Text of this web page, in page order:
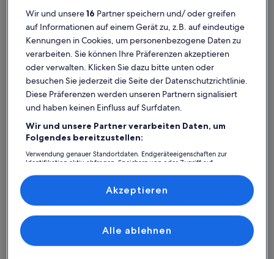
Aiguebelette-le-Lac
Wohnmobile und Wohnwagen in Lac d'Aiguebelette
Lac d'Aiguebelette: Entdecke
Wohnmobile und Wohnwagen
Weitere Infos zu Huttopia Lac d'Aiguebelette
Wir und unsere16 Partner speichern und/ oder greifen
auf Informationen auf einem Gerät zu, z.B. auf eindeutige
Kennungen in Cookies, um personenbezogene Daten zu
verarbeiten. Sie können Ihre Präferenzen akzeptieren
oder verwalten. Klicken Sie dazu bitte unten oder
besuchen Sie jederzeit die Seite der Datenschutzrichtlinie.
Diese Präferenzen werden unseren Partnern signalisiert
und haben keinen Einfluss auf Surfdaten.
Wir und unsere Partner verarbeiten Daten, um
Folgendes bereitzustellen:
Verwendung genauer Standortdaten. Endgeräteeigenschaften zur
Identifikation aktiv abfragen. Speichern von oder Zugriff auf
Inhalte, Messung von Werbeleistung und der Performance von Inhalten,
Zielgruppenforschung sowie Entwicklung und Verbesserung von
Liste der Partner (Lieferanten)
Alle ablehnen
Akzeptieren